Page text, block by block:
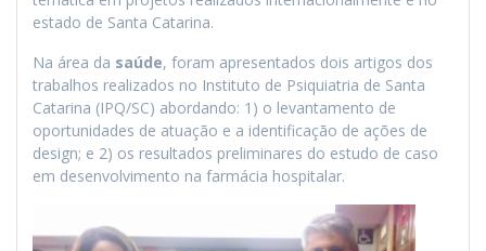
estado de Santa Catarina.
Na área da saúde, foram apresentados dois artigos dos
trabalhos realizados no Instituto de Psiquiatria de Santa
Catarina (IPQ/SC) abordando: 1) o levantamento de
oportunidades de atuação e a identificação de ações de
design; e 2) os resultados preliminares do estudo de caso
em desenvolvimento na farmácia hospitalar.